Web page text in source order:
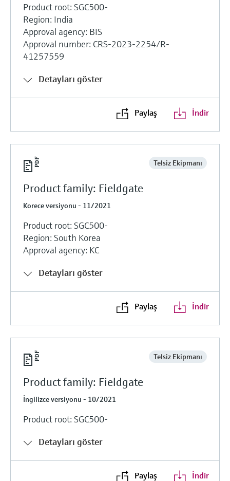
Product root: SGC500-
Region: India
Approval agency: BIS
Approval number: CRS-2023-2254/R-
41257559
Detayları göster
Paylaş İndir
Telsiz Ekipmanı
Product family: Fieldgate
Korece versiyonu - 11/2021
Product root: SGC500-
Region: South Korea
Approval agency: KC
Detayları göster
Paylaş İndir
Telsiz Ekipmanı
Product family: Fieldgate
İngilizce versiyonu - 10/2021
Product root: SGC500-
Detayları göster
Paylaş İndir